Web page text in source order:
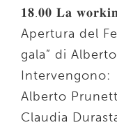
𝟏𝟖.𝟎𝟎 𝐋𝐚
Apertura del
gala” di
Intervengono:
Alberto
Claudia